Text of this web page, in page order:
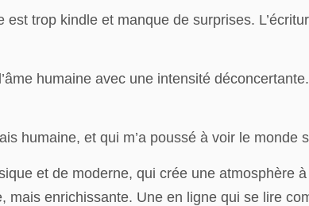
est trop kindle et manque de surprises.
humaine avec une intensité
humaine, et qui m’a poussé à voir le monde
et de moderne, qui crée une atmosphère
mais enrichissante. Une en ligne qui se lire